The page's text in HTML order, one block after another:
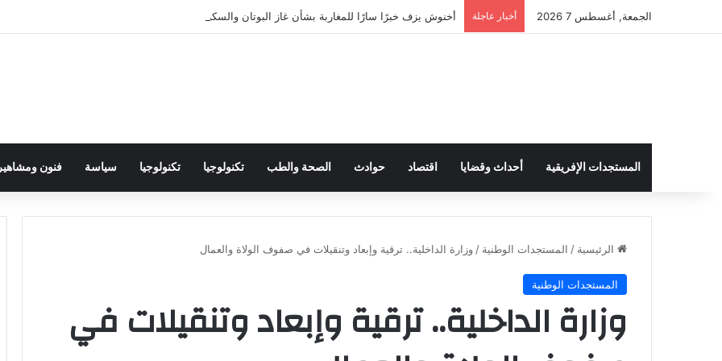
الجمعة, أغسطس 7 2026 أخبار عاجلة أخنوش يزف خبرًا سارًا للمغاربة بشأن غاز البوتان والسكر والدقيق
المستجدات الإفريقية أحداث وقضايا اقتصاد حوادث الصحة والطب تكنولوجيا تكنولوجيا سياسة فنون ومشاهير
الرئيسية / المستجدات الوطنية /وزارة الداخلية.. ترقية وإبعاد وتنقيلات في صفوف الولاة والعمال
المستجدات الوطنية
وزارة الداخلية.. ترقية وإبعاد وتنقيلات في